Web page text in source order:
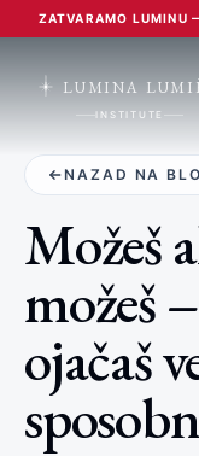
ZATVARAMO LUMINU
LUMINA
INSTITUTE
NAZAD NA
Možeš
možeš
ojačaš